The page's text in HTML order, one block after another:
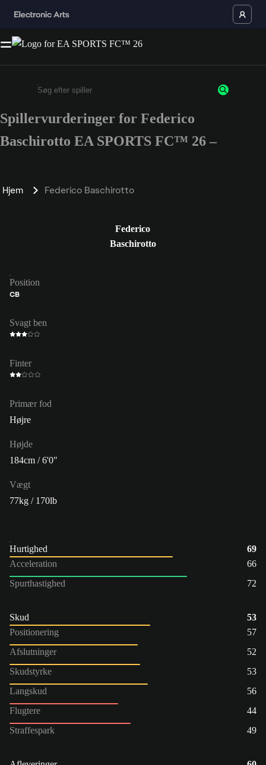
Enter a minimum of 3 characters or numbers
Spillervurderinger for Federico
Baschirotto EA SPORTS FC™ 26 –
Hjem Federico Baschirotto
Federico
Baschirotto
Position
CB
Svagt ben
Finter
Primær fod
Højre
Højde
184cm / 6'0"
Vægt
77kg / 170lb
Hurtighed
69
Acceleration
66
Spurthastighed
72
Skud
53
Positionering
57
Afslutninger
52
Skudstyrke
53
Langskud
56
Flugtere
44
Straffespark
49